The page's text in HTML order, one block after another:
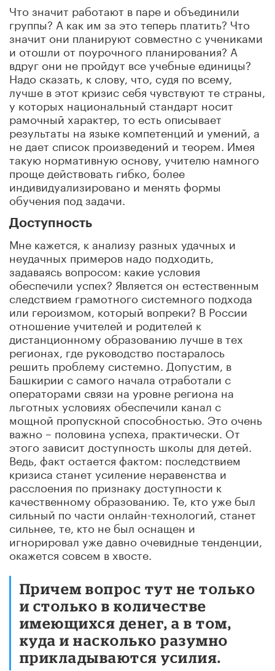
Что значит работают в паре и объединили
группы? А как им за это теперь платить? Что
значит они планируют совместно с учениками
и отошли от поурочного планирования? А
вдруг они не пройдут все учебные единицы?
Надо сказать, к слову, что, судя по всему,
лучше в этот кризис себя чувствуют те страны,
у которых национальный стандарт носит
рамочный характер, то есть описывает
результаты на языке компетенций и умений, а
не дает список произведений и теорем. Имея
такую нормативную основу, учителю намного
проще действовать гибко, более
индивидуализировано и менять формы
обучения под задачи.
Доступность
Мне кажется, к анализу разных удачных и
неудачных примеров надо подходить,
задаваясь вопросом: какие условия
обеспечили успех? Является он естественным
следствием грамотного системного подхода
или героизмом, который вопреки? В России
отношение учителей и родителей к
дистанционному образованию лучше в тех
регионах, где руководство постаралось
решить проблему системно. Допустим, в
Башкирии с самого начала отработали с
операторами связи на уровне региона на
льготных условиях обеспечили канал с
мощной пропускной способностью. Это очень
важно – половина успеха, практически. От
этого зависит доступность школы для детей.
Ведь, факт остается фактом: последствием
кризиса станет усиление неравенства и
расслоения по признаку доступности к
качественному образованию. Те, кто уже был
сильный по части онлайн-технологий, станет
сильнее, те, кто не был оснащен и
игнорировал уже давно очевидные тенденции,
окажется совсем в хвосте.
Причем вопрос тут не только
и столько в количестве
имеющихся денег, а в том,
куда и насколько разумно
прикладываются усилия.